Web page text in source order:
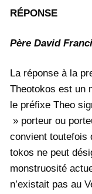
RÉPONSE
Père David
La réponse à la
Theotokos est un
le préfixe Theo
» porteur ou
convient toutefois
tokos ne peut
monstruosité
n’existait pas au